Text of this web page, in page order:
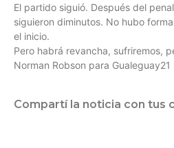
El partido siguió. Después del
siguieron diminutos. No hubo
el inicio.
Pero habrá revancha, sufriremos,
Norman Robson para Gualeguay21
Compartí la noticia con tus